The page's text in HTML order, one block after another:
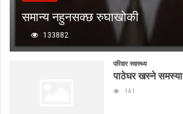
समान्य नहुनसक्छ रुघाखोकी
133882
परिवार स्वास्थ्य
पाठेघर खस्ने समस्या
141